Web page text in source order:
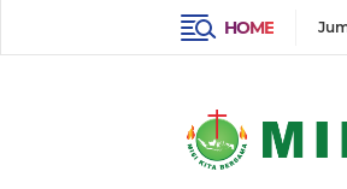
HOME